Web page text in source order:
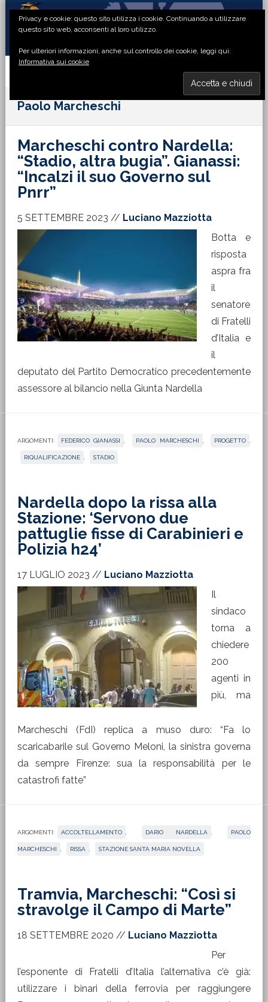
Passa
primaria
Passa
principale
Passa
laterale
Passa
di
Paolo Marcheschi
Marcheschi contro Nardella:
“Stadio, altra bugia”. Gianassi:
“Incalzi il suo Governo sul
Pnrr”
5 SETTEMBRE 2023 // Luciano Mazziotta
Botta e
risposta
aspra fra
il
senatore
di Fratelli
d’Italia e
il
deputato del Partito Democratico precedentemente
assessore al bilancio nella Giunta Nardella
ARGOMENTI: FEDERICO GIANASSI PAOLO MARCHESCHI PROGETTO
RIQUALIFICAZIONE STADIO
Nardella dopo la rissa alla
Stazione: ‘Servono due
pattuglie fisse di Carabinieri e
Polizia h24’
17 LUGLIO 2023 // Luciano Mazziotta
Il
sindaco
torna a
chiedere
200
agenti in
più, ma
Marcheschi (FdI) replica a muso duro: “Fa lo
scaricabarile sul Governo Meloni, la sinistra governa
da sempre Firenze: sua la responsabilità per le
catastrofi fatte”
ARGOMENTI: ACCOLTELLAMENTO DARIO NARDELLA PAOLO
MARCHESCHI RISSA STAZIONE SANTA MARIA NOVELLA
Tramvia, Marcheschi: “Così si
stravolge il Campo di Marte”
18 SETTEMBRE 2020 // Luciano Mazziotta
Per
l’esponente di Fratelli d’Italia l’alternativa c’è già:
utilizzare i binari della ferrovia per raggiungere
Privacy e cookie: questo sito utilizza i cookie. Continuando a utilizzare
questo sito web, acconsenti al loro utilizzo.
Per ulteriori informazioni, anche sul controllo dei cookie, leggi qui:
Informativa sui cookie